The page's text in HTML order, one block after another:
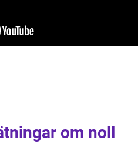
om noll